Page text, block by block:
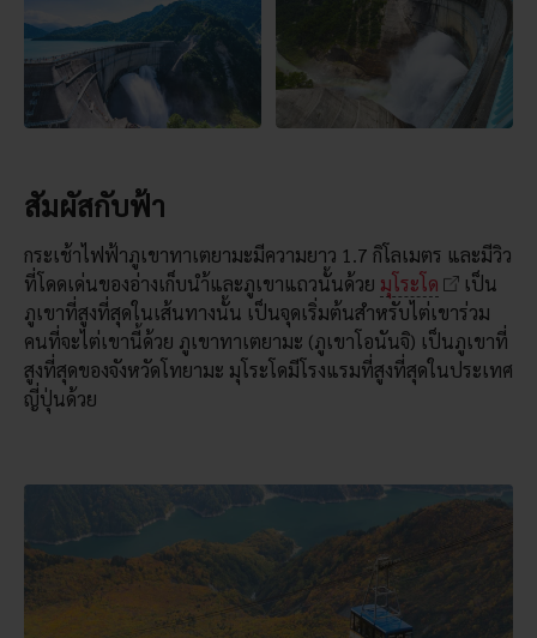
สัมผัสกับฟ้า
กระเช้าไฟฟ้าภูเขาทาเตยามะมีความยาว 1.7 กิโลเมตร และมีวิว
ที่โดดเด่นของอ่างเก็บนำ้และภูเขาแถวนั้นด้วย มุโระโด
เป็น
ภูเขาที่สูงที่สุดในเส้นทางนั้น เป็นจุดเริ่มต้นสำหรับไต่เขาร่วม
คนที่จะไต่เขานี้ด้วย ภูเขาทาเตยามะ (ภูเขาโอนันจิ) เป็นภูเขาที่
สูงที่สุดของจังหวัดโทยามะ มุโระโดมีโรงแรมที่สูงที่สุดในประเทศ
ญี่ปุ่นด้วย